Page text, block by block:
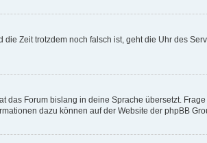
Zeit trotzdem noch falsch ist, geht die Uhr des
Forum bislang in deine Sprache übersetzt.
dazu können auf der Website der phpBB